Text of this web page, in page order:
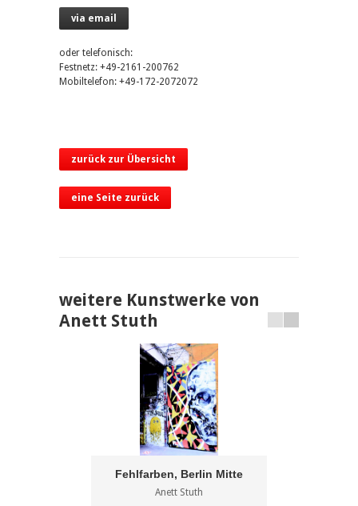
via email
oder telefonisch:
Festnetz: +49-2161-200762
Mobiltelefon: +49-172-2072072
zurück zur Übersicht
eine Seite zurück
weitere Kunstwerke von
Anett Stuth
Fehlfarben, Berlin Mitte
Anett Stuth